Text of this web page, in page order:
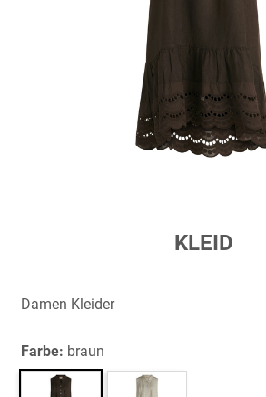
springen
KLEID
Damen Kleider
Farbe: braun